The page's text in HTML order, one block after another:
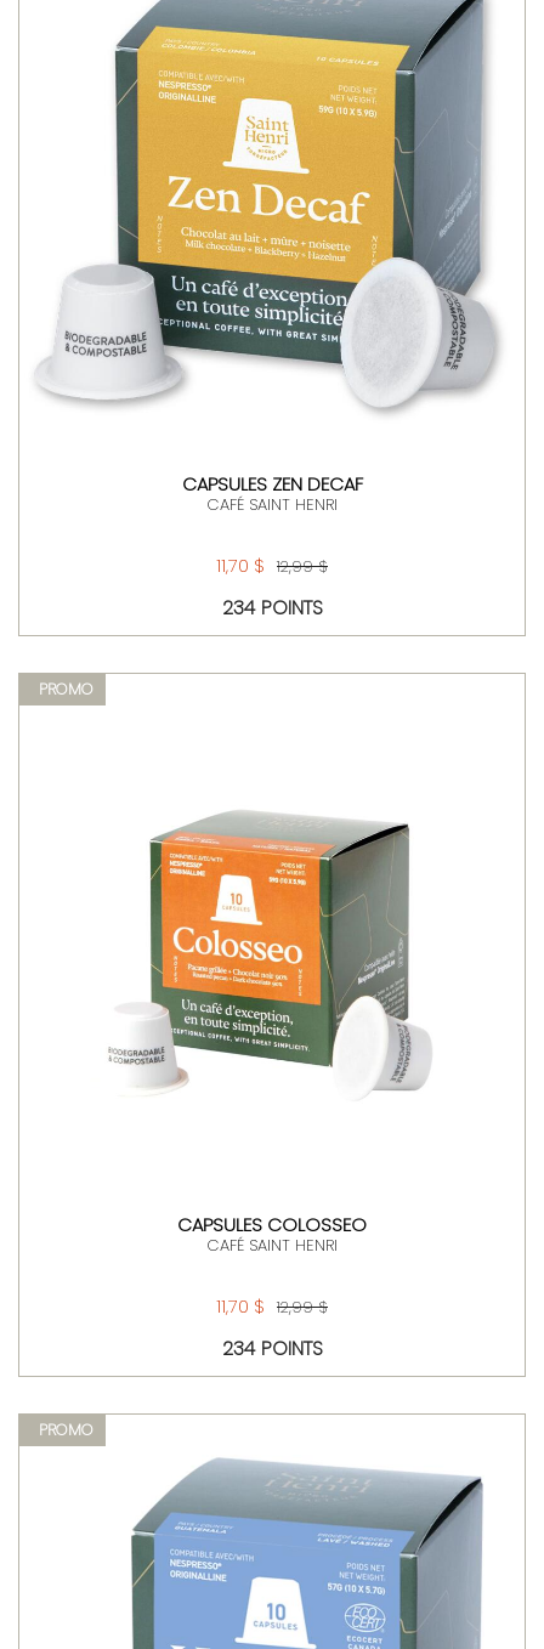
CAPSULES ZEN DECAF
CAFÉ SAINT HENRI
11,70 $ 12,99 $
234 POINTS
PROMO
CAPSULES COLOSSEO
CAFÉ SAINT HENRI
11,70 $ 12,99 $
234 POINTS
PROMO